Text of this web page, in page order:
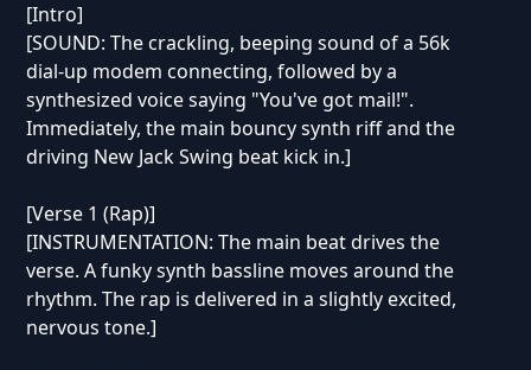
[Intro]
[SOUND: The crackling, beeping sound of a 56k
dial-up modem connecting, followed by a
synthesized voice saying "You've got mail!".
Immediately, the main bouncy synth riff and the
driving New Jack Swing beat kick in.]
[Verse 1 (Rap)]
[INSTRUMENTATION: The main beat drives the
verse. A funky synth bassline moves around the
rhythm. The rap is delivered in a slightly excited,
nervous tone.]